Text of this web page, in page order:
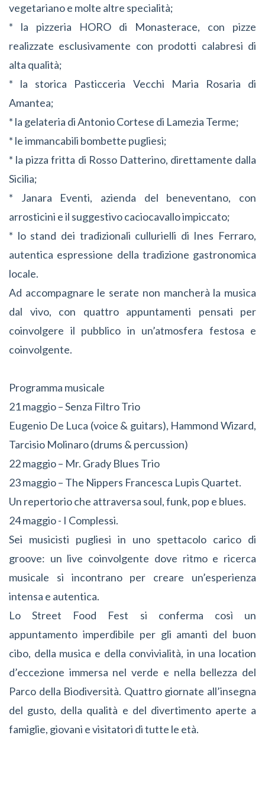
vegetariano e molte altre specialità;
* la pizzeria HORO di Monasterace, con pizze
realizzate esclusivamente con prodotti calabresi di
alta qualità;
* la storica Pasticceria Vecchi Maria Rosaria di
Amantea;
* la gelateria di Antonio Cortese di Lamezia Terme;
* le immancabili bombette pugliesi;
* la pizza fritta di Rosso Datterino, direttamente dalla
Sicilia;
* Janara Eventi, azienda del beneventano, con
arrosticini e il suggestivo caciocavallo impiccato;
* lo stand dei tradizionali cullurielli di Ines Ferraro,
autentica espressione della tradizione gastronomica
locale.
Ad accompagnare le serate non mancherà la musica
dal vivo, con quattro appuntamenti pensati per
coinvolgere il pubblico in un’atmosfera festosa e
coinvolgente.
Programma musicale
21 maggio – Senza Filtro Trio
Eugenio De Luca (voice & guitars), Hammond Wizard,
Tarcisio Molinaro (drums & percussion)
22 maggio – Mr. Grady Blues Trio
23 maggio – The Nippers Francesca Lupis Quartet.
Un repertorio che attraversa soul, funk, pop e blues.
24 maggio - I Complessi.
Sei musicisti pugliesi in uno spettacolo carico di
groove: un live coinvolgente dove ritmo e ricerca
musicale si incontrano per creare un’esperienza
intensa e autentica.
Lo Street Food Fest si conferma così un
appuntamento imperdibile per gli amanti del buon
cibo, della musica e della convivialità, in una location
d’eccezione immersa nel verde e nella bellezza del
Parco della Biodiversità. Quattro giornate all’insegna
del gusto, della qualità e del divertimento aperte a
famiglie, giovani e visitatori di tutte le età.